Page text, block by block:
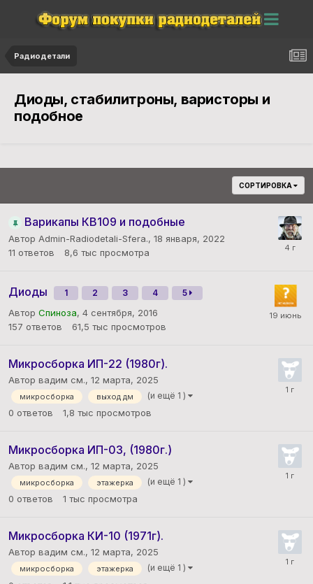
Радиодетали
Диоды, стабилитроны, варисторы и
подобное
СОРТИРОВКА
Варикапы КВ109 и подобные
Автор Admin-Radiodetali-Sfera., 18 января, 2022
11 ответов 8,6 тыс просмотра
Диоды 1 2 3 4 5
Автор Спиноза, 4 сентября, 2016
157 ответов 61,5 тыс просмотров
Микросборка ИП-22 (1980г).
Автор вадим см., 12 марта, 2025
микросборка выход дм (и ещё 1 )
0 ответов 1,8 тыс просмотров
Микросборка ИП-03, (1980г.)
Автор вадим см., 12 марта, 2025
микросборка этажерка (и ещё 1 )
0 ответов 1 тыс просмотра
Микросборка КИ-10 (1971г).
Автор вадим см., 12 марта, 2025
микросборка этажерка (и ещё 1 )